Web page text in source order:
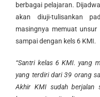
berbagai pelajaran.
akan diuji-tulisankan
masingnya memuat
sampai dengan kels 6 KMI.
“Santri kelas 6 KMI. yang
yang terdiri dari 39 orang
Akhir KMI sudah berjalan